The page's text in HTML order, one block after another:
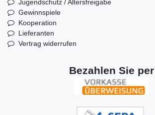
Jugendschutz / Altersfreigabe
Gewinnspiele
Kooperation
Lieferanten
Vertrag widerrufen
Bezahlen Sie per